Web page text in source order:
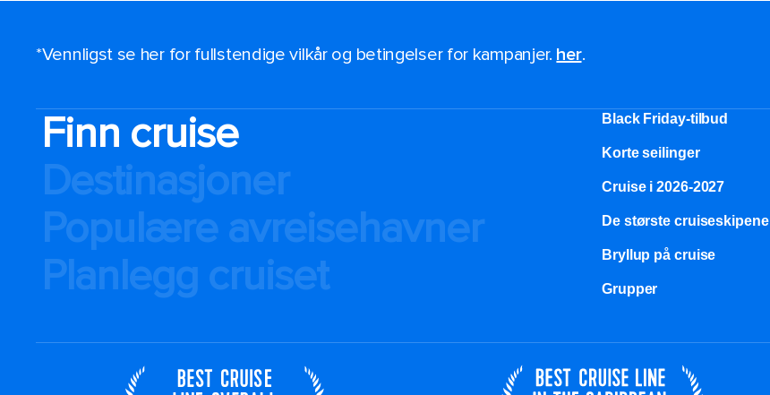
*Vennligst se her for fullstendige vilkår og betingelser for kampanjer. her.
Finn cruise
Destinasjoner
Populære avreisehavner
Planlegg cruiset
Black Friday-tilbud
Korte seilinger
Cruise i 2026-2027
De største cruiseskipene
Bryllup på cruise
Grupper